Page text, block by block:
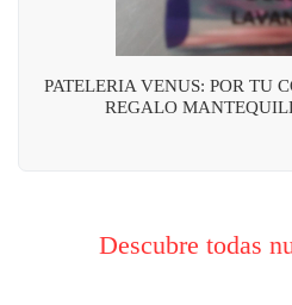
PATELERIA VENUS: POR TU
REGALO
Descubre todas